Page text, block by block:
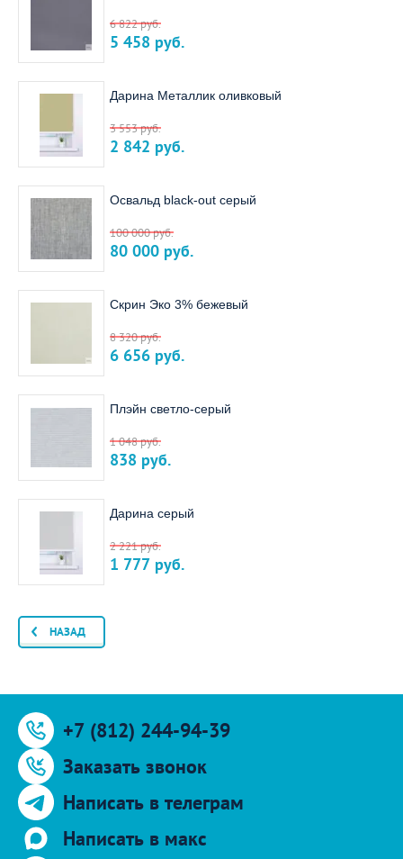
6 822руб.
5 458 руб.
Дарина Металлик оливковый
3 553руб.
2 842 руб.
Освальд black-out серый
100 000руб.
80 000 руб.
Скрин Эко 3% бежевый
8 320руб.
6 656 руб.
Плэйн светло-серый
1 048руб.
838 руб.
Дарина серый
2 221руб.
1 777 руб.
НАЗАД
+7 (812) 244-94-39
Заказать звонок
Написать в телеграм
Написать в макс